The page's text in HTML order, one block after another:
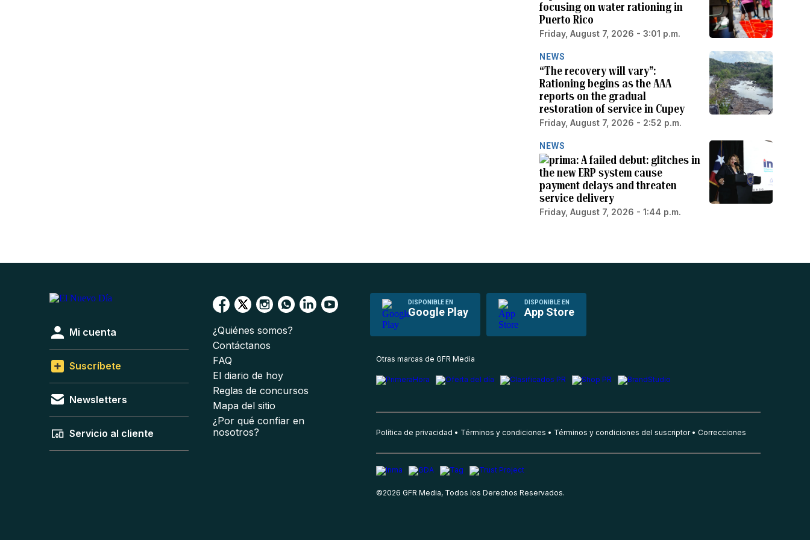
focusing on water rationing in
Puerto Rico
Friday, August 7, 2026 - 3:01 p.m.
NEWS
“The recovery will vary”:
Rationing begins as the AAA
reports on the gradual
restoration of service in Cupey
Friday, August 7, 2026 - 2:52 p.m.
NEWS
A failed debut: glitches in
the new ERP system cause
payment delays and threaten
service delivery
Friday, August 7, 2026 - 1:44 p.m.
DISPONIBLE EN
Google Play
DISPONIBLE EN
App Store
Mi cuenta
Suscríbete
Newsletters
Servicio al cliente
¿Quiénes somos?
Contáctanos
FAQ
El diario de hoy
Reglas de concursos
Mapa del sitio
¿Por qué confiar en
nosotros?
Otras marcas de GFR Media
Política de privacidad Términos y condiciones Términos y condiciones del suscriptor Correcciones
©2026 GFR Media, Todos los Derechos Reservados.